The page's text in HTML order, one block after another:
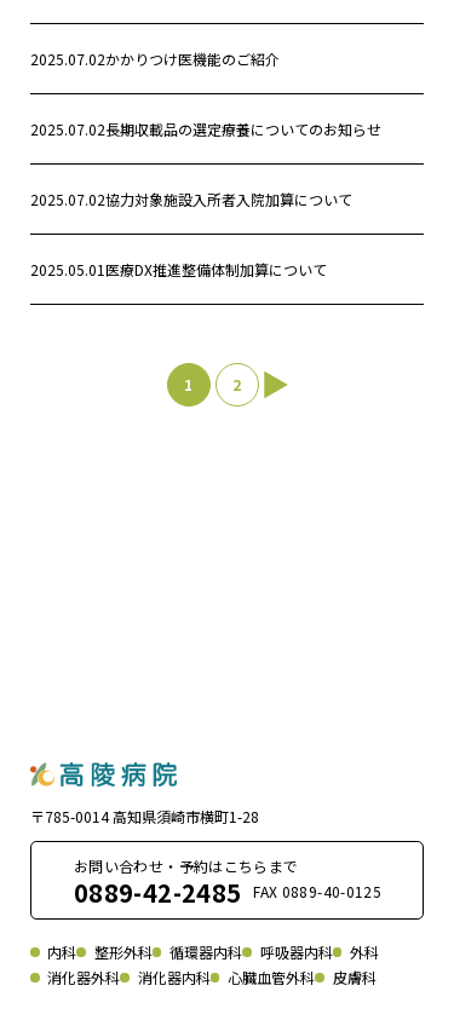
2025.07.02かかりつけ医機能のご紹介
2025.07.02長期収載品の選定療養についてのお知らせ
2025.07.02協力対象施設入所者入院加算について
2025.05.01医療DX推進整備体制加算について
1 2
〒785-0014 高知県須崎市横町1-28
お問い合わせ・予約はこちらまで
0889-42-2485 FAX 0889-40-0125
内科 整形外科 循環器内科 呼吸器内科
外科
消化器外科
消化器内科 心臓血管外科
皮膚科